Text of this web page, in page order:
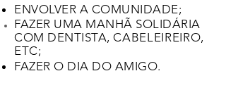
ENVOLVER A COMUNIDADE;
FAZER UMA MANHÃ SOLIDÁRIA
COM DENTISTA,CABELEIREIRO,
ETC;
FAZER O DIA DO AMIGO.